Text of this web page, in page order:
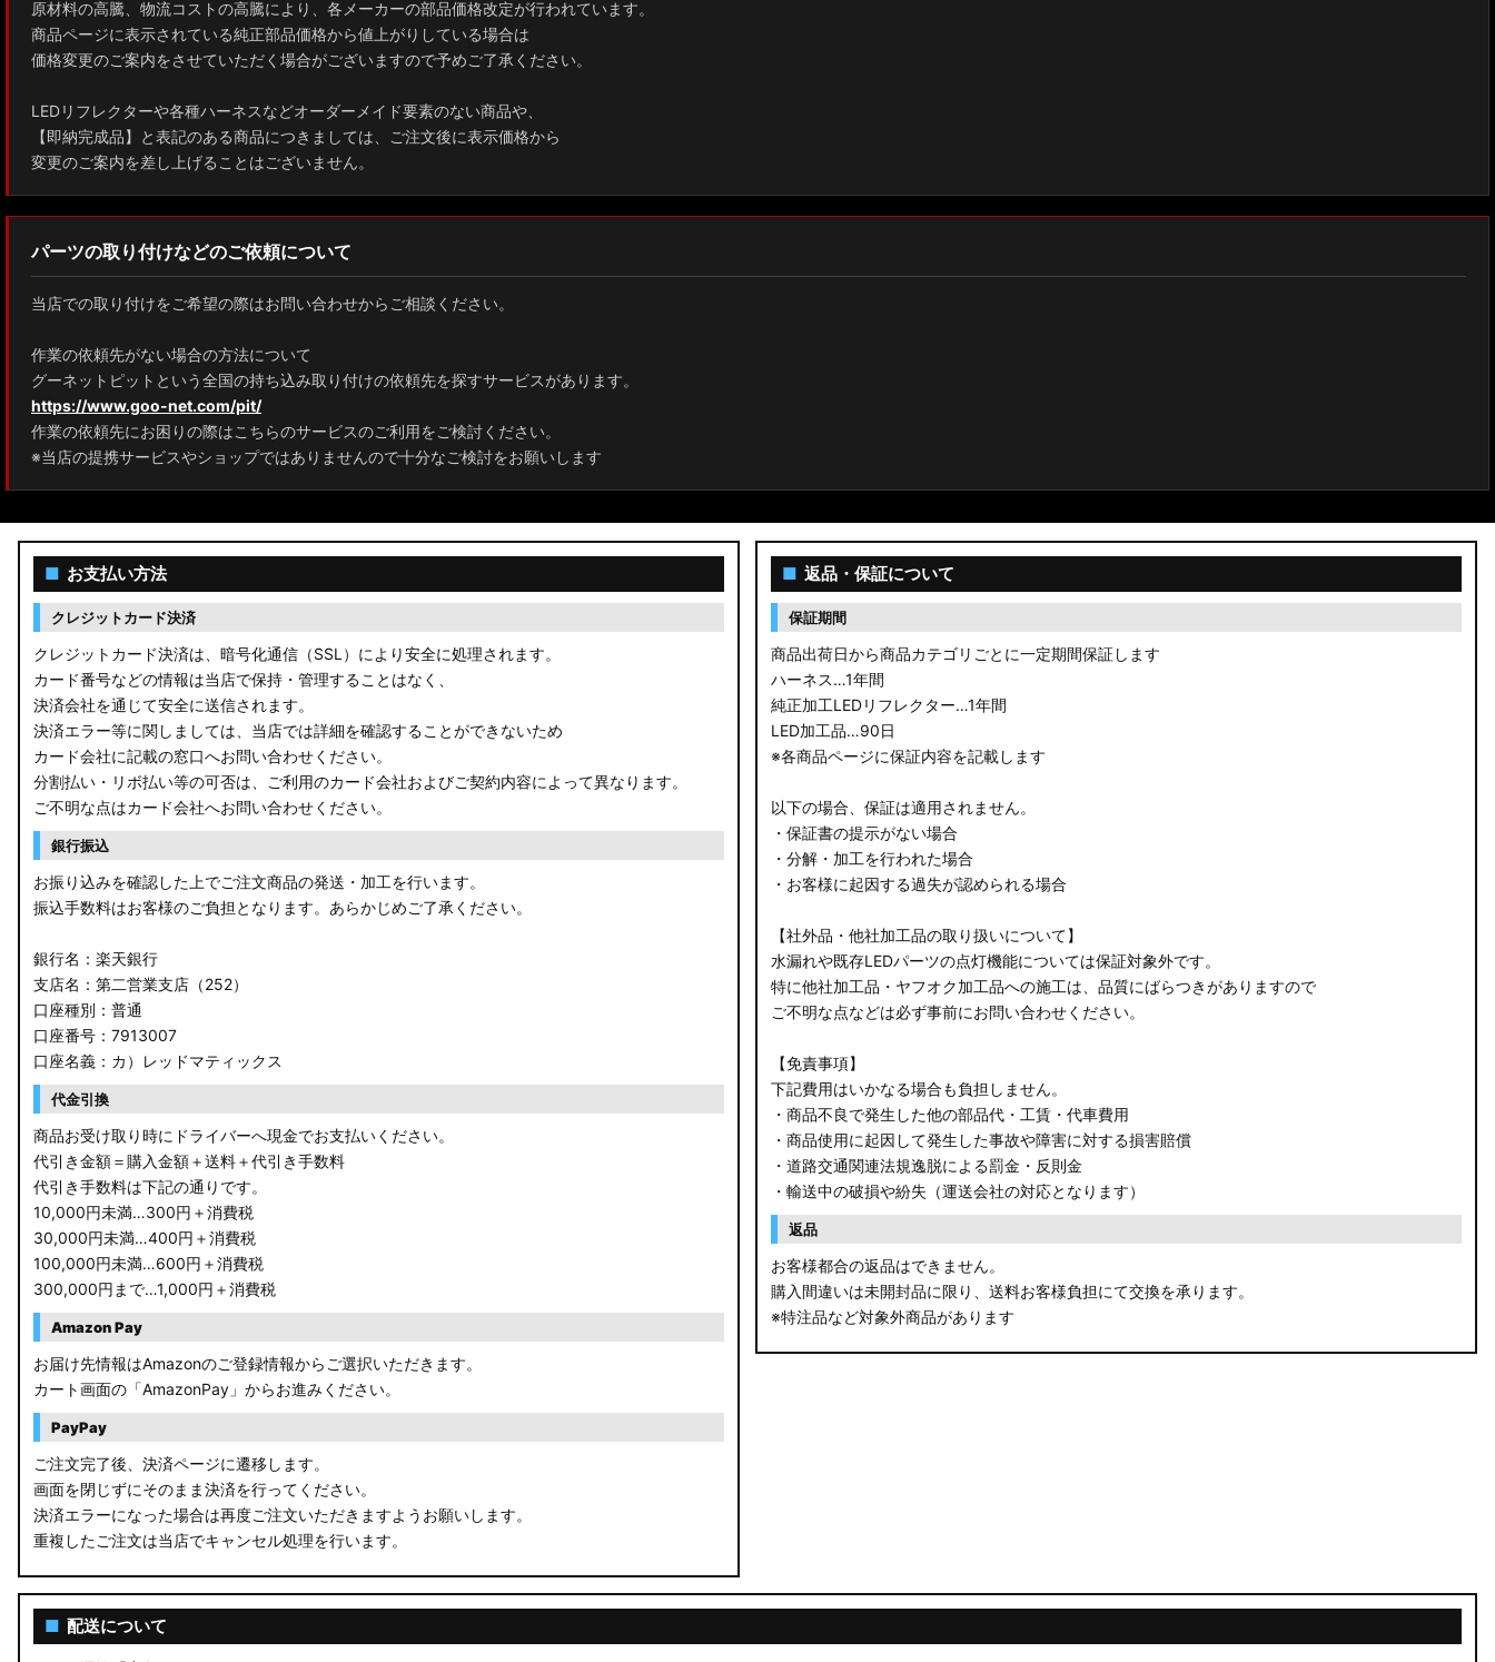
原材料の高騰、物流コストの高騰により、各メーカーの部品価格改定が行われています。
商品ページに表示されている純正部品価格から値上がりしている場合は
価格変更のご案内をさせていただく場合がございますので予めご了承ください。
LEDリフレクターや各種ハーネスなどオーダーメイド要素のない商品や、
【即納完成品】と表記のある商品につきましては、ご注文後に表示価格から
変更のご案内を差し上げることはございません。
パーツの取り付けなどのご依頼について
当店での取り付けをご希望の際はお問い合わせからご相談ください。
作業の依頼先がない場合の方法について
グーネットピットという全国の持ち込み取り付けの依頼先を探すサービスがあります。
https://www.goo-net.com/pit/
作業の依頼先にお困りの際はこちらのサービスのご利用をご検討ください。
※当店の提携サービスやショップではありませんので十分なご検討をお願いします
■ お支払い方法
クレジットカード決済
クレジットカード決済は、暗号化通信（SSL）により安全に処理されます。
カード番号などの情報は当店で保持・管理することはなく、
決済会社を通じて安全に送信されます。
決済エラー等に関しましては、当店では詳細を確認することができないため
カード会社に記載の窓口へお問い合わせください。
分割払い・リボ払い等の可否は、ご利用のカード会社およびご契約内容によって異なります。
ご不明な点はカード会社へお問い合わせください。
銀行振込
お振り込みを確認した上でご注文商品の発送・加工を行います。
振込手数料はお客様のご負担となります。あらかじめご了承ください。
銀行名：楽天銀行
支店名：第二営業支店（252）
口座種別：普通
口座番号：7913007
口座名義：カ）レッドマティックス
代金引換
商品お受け取り時にドライバーへ現金でお支払いください。
代引き金額＝購入金額＋送料＋代引き手数料
代引き手数料は下記の通りです。
10,000円未満…300円＋消費税
30,000円未満…400円＋消費税
100,000円未満…600円＋消費税
300,000円まで…1,000円＋消費税
Amazon Pay
お届け先情報はAmazonのご登録情報からご選択いただきます。
カート画面の「AmazonPay」からお進みください。
PayPay
ご注文完了後、決済ページに遷移します。
画面を閉じずにそのまま決済を行ってください。
決済エラーになった場合は再度ご注文いただきますようお願いします。
重複したご注文は当店でキャンセル処理を行います。
■ 返品・保証について
保証期間
商品出荷日から商品カテゴリごとに一定期間保証します
ハーネス…1年間
純正加工LEDリフレクター…1年間
LED加工品…90日
※各商品ページに保証内容を記載します
以下の場合、保証は適用されません。
・保証書の提示がない場合
・分解・加工を行われた場合
・お客様に起因する過失が認められる場合
【社外品・他社加工品の取り扱いについて】
水漏れや既存LEDパーツの点灯機能については保証対象外です。
特に他社加工品・ヤフオク加工品への施工は、品質にばらつきがありますので
ご不明な点などは必ず事前にお問い合わせください。
【免責事項】
下記費用はいかなる場合も負担しません。
・商品不良で発生した他の部品代・工賃・代車費用
・商品使用に起因して発生した事故や障害に対する損害賠償
・道路交通関連法規逸脱による罰金・反則金
・輸送中の破損や紛失（運送会社の対応となります）
返品
お客様都合の返品はできません。
購入間違いは未開封品に限り、送料お客様負担にて交換を承ります。
※特注品など対象外商品があります
■ 配送について